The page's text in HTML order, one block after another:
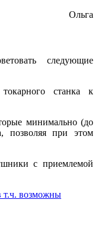
Ольга
следующие
станка к
минимально (до
позволяя при этом
с приемлемой
т.ч. возможны